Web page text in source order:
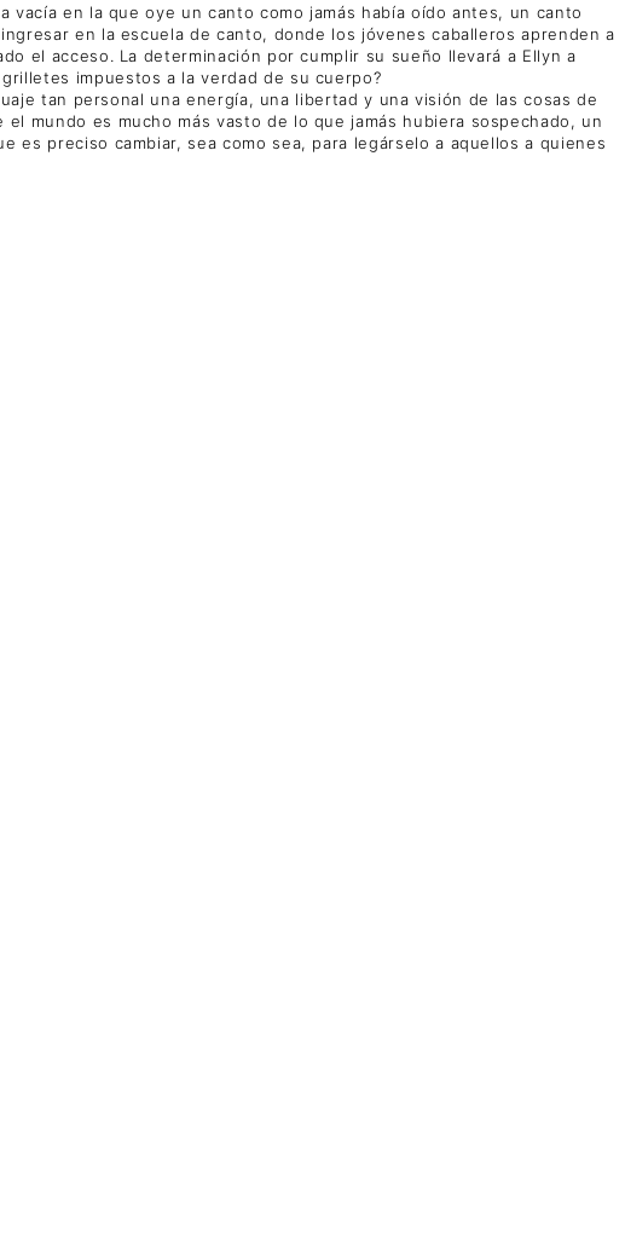
en la que oye un canto como jamás había oído antes, un canto
en la escuela de canto, donde los jóvenes caballeros aprenden a
el acceso. La determinación por cumplir su sueño llevará a Ellyn a
impuestos a la verdad de su cuerpo?
tan personal una energía, una libertad y una visión de las cosas de
mundo es mucho más vasto de lo que jamás hubiera sospechado, un
preciso cambiar, sea como sea, para legárselo a aquellos a quienes